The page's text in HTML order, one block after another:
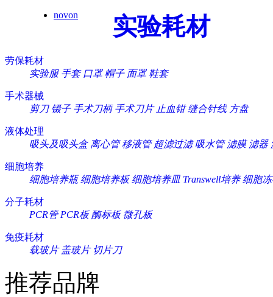
novon 实验耗材
劳保耗材
实验服 手套 口罩 帽子 面罩 鞋套
手术器械
剪刀 镊子 手术刀柄 手术刀片 止血钳 缝合针线 方盘
液体处理
吸头及吸头盒 离心管 移液管 超滤过滤 吸水管 滤膜 滤器
细胞培养
细胞培养瓶 细胞培养板 细胞培养皿 Transwell培养 细胞
分子耗材
PCR管 PCR板 酶标板 微孔板
免疫耗材
载玻片 盖玻片 切片刀
推荐品牌